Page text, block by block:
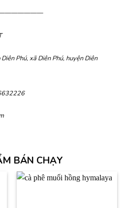
Phú, xã Diên Phú, huyện Diên
BÁN CHẠY